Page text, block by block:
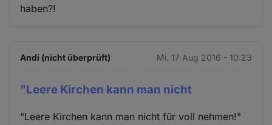
haben?!
Andi (nicht überprüft) Mi. 17 Aug 2016 - 10:23
"Leere Kirchen kann man nicht
"Leere Kirchen kann man nicht für voll nehmen!"